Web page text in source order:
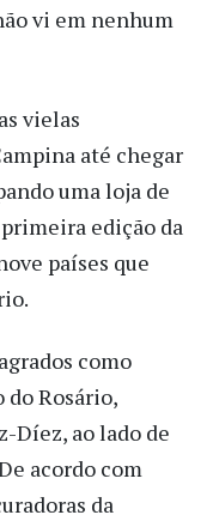
vi em nenhum
vielas
até chegar
uma loja de
edição da
países que
como
do Rosário,
Díez, ao lado de
acordo com
da